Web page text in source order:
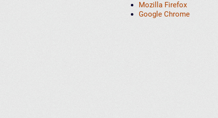
Mozilla Firefox
Google Chrome